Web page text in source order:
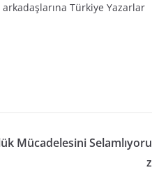
Türkiye Yazarlar
Mücadelesini Selamlıyoru
z